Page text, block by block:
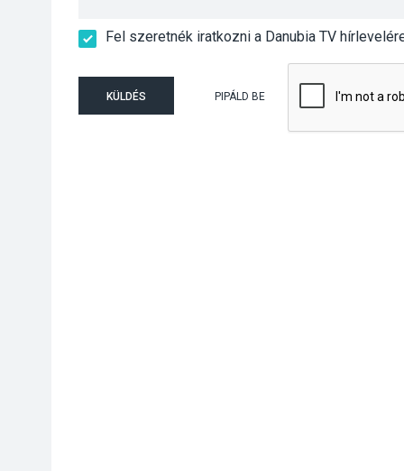
Fel szeretnék iratkozni a Danubia TV
KÜLDÉS PIPÁLD BE